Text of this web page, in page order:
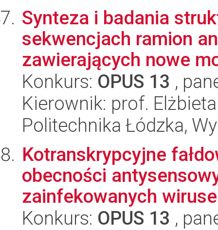
Synteza i badania
sekwencjach ramion
zawierających nowe
Konkurs: OPUS 13 ,
Kierownik: prof.
Politechnika Łódzka,
Kotranskrypcyjne
obecności
zainfekowanych
Konkurs: OPUS 13 ,